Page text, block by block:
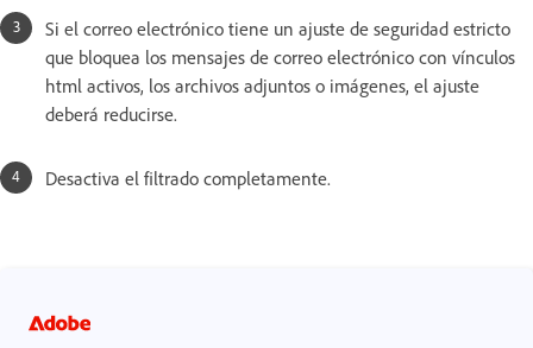
Si el correo electrónico tiene un ajuste de seguridad estricto
que bloquea los mensajes de correo electrónico con vínculos
html activos, los archivos adjuntos o imágenes, el ajuste
deberá reducirse.
Desactiva el filtrado completamente.